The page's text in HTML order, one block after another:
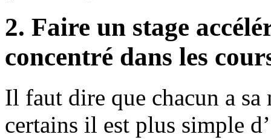
2. Faire un stage
concentré dans les
Il faut dire que chacun a sa
certains il est plus simple